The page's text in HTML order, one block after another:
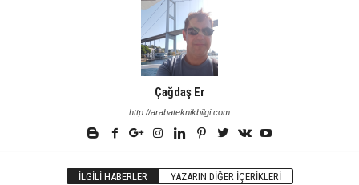
Çağdaş Er
http://arabateknikbilgi.com
İLGILI HABERLER YAZARIN DIĞER İÇERIKLERI